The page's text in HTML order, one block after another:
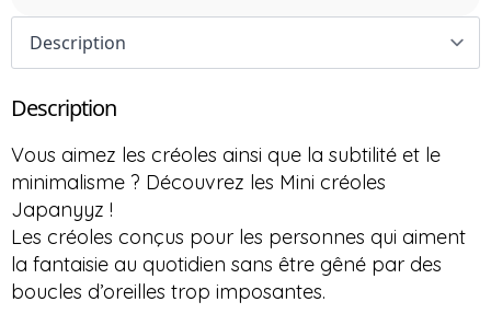
Description
Vous aimez les créoles ainsi que la subtilité et le
minimalisme ? Découvrez les Mini créoles
Japanyyz !
Les créoles conçus pour les personnes qui aiment
la fantaisie au quotidien sans être gêné par des
boucles d’oreilles trop imposantes.